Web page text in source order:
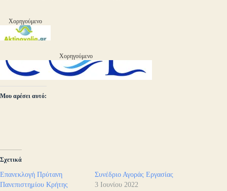
Χορηγούμενο
Χορηγούμενο
Μου αρέσει αυτό:
Σχετικά
Επανεκλογή Πρύτανη
Πανεπιστημίου Κρήτης
Συνέδριο Αγοράς Εργασίας
3 Ιουνίου 2022